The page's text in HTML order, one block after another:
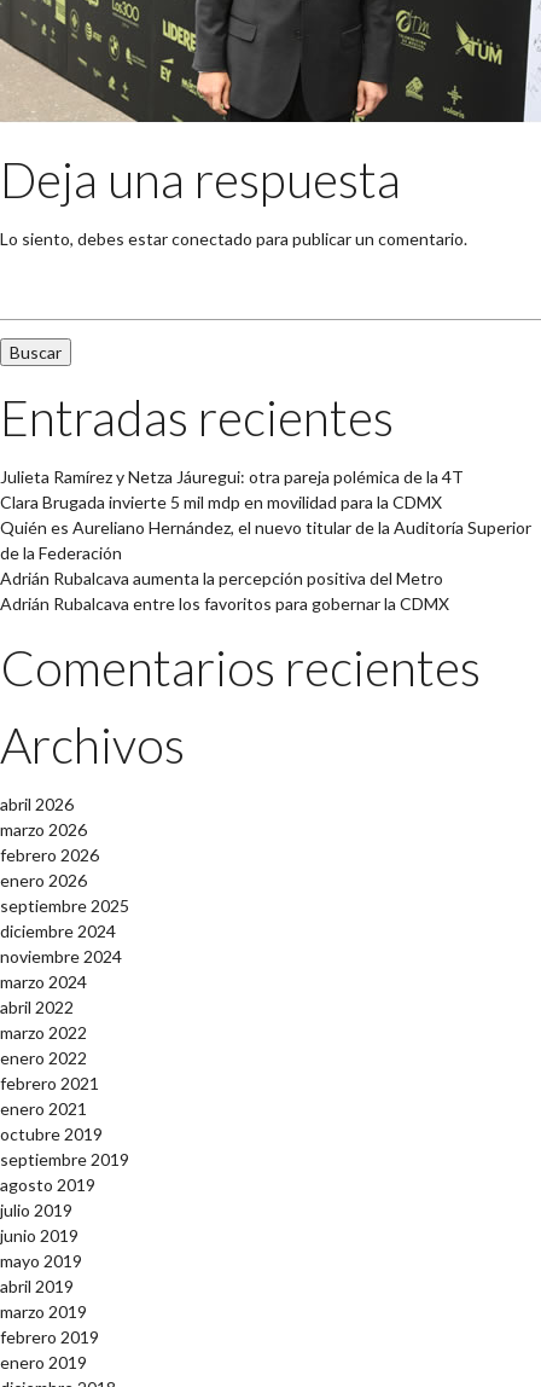
Deja una respuesta
Lo siento, debes estarconectado para publicar un comentario.
Entradas recientes
Julieta Ramírez y Netza Jáuregui: otra pareja polémica de la 4T
Clara Brugada invierte 5 mil mdp en movilidad para la CDMX
Quién es Aureliano Hernández, el nuevo titular de la Auditoría Superior
de la Federación
Adrián Rubalcava aumenta la percepción positiva del Metro
Adrián Rubalcava entre los favoritos para gobernar la CDMX
Comentarios recientes
Archivos
abril 2026
marzo 2026
febrero 2026
enero 2026
septiembre 2025
diciembre 2024
noviembre 2024
marzo 2024
abril 2022
marzo 2022
enero 2022
febrero 2021
enero 2021
octubre 2019
septiembre 2019
agosto 2019
julio 2019
junio 2019
mayo 2019
abril 2019
marzo 2019
febrero 2019
enero 2019